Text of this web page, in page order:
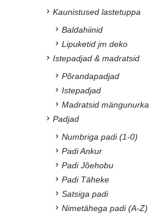
Kaunistused lastetuppa
Baldahiinid
Lipuketid jm deko
Istepadjad & madratsid
Põrandapadjad
Istepadjad
Madratsid mängunurka
Padjad
Numbriga padi (1-0)
Padi Ankur
Padi Jõehobu
Padi Täheke
Satsiga padi
Nimetähega padi (A-Z)